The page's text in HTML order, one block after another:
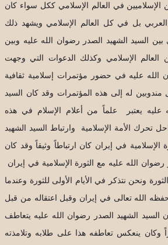
الإسلاميين في العالم الإسلامي ككل سواء كان
العربي بل في كل العالم الإسلامي ويشهد ذلك
بين السيد الشهيد الصدر رضوان الله عليه وبين
العالم الإسلامي وكذلك الدعوات التي وجهت
الله عليه في حضور مؤتمرات إسلامية ثقافية
له إلى هذه المؤتمرات وقد كان السيد
عليه يعتبر علماً من أعلام الإسلام في هذه
تحرك الأمة الإسلامية وارتباط السيد الشهيد
الإسلامية في إيران كان ارتباطاً وثيقاً وقد كان
الله عليه مع الثورة الإسلامية في إيران
ونحن نتذكر في الأيام الأولى للثورة وعندما
الله تعالى في إيران وقبل اعتقاله من قبل
السيد الشهيد الصدر رضوان الله عليه يتعاطف
وكان ينعكس تعاطفه هذا على طلابه وتلامذته